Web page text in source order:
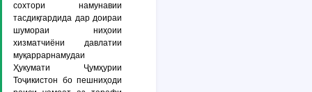
сохтори намунавии
тасдиқгардида дар доираи
шумораи ниҳоии
хизматчиёни давлатии
муқаррарнамудаи
Ҳукумати Ҷумҳурии
Тоҷикистон бо пешниҳоди